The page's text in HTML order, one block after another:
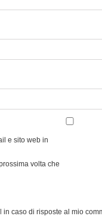
e sito web in
volta che
in caso di risposte al mio